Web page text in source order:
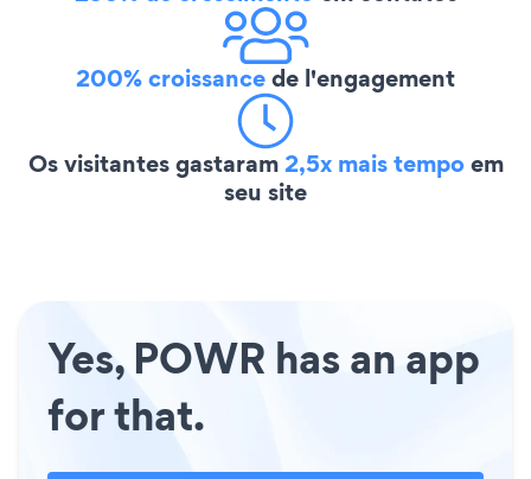
200% croissancede l'engagement
Os visitantes gastaram2,5x mais tempoem
seu site
Yes, POWR has an app
for that.